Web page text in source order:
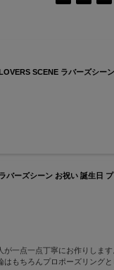
SCENE ラバーズシー
バーズシーン お祝い 誕生日
一点一点丁寧にお作りします
もちろんプロポーズリングと